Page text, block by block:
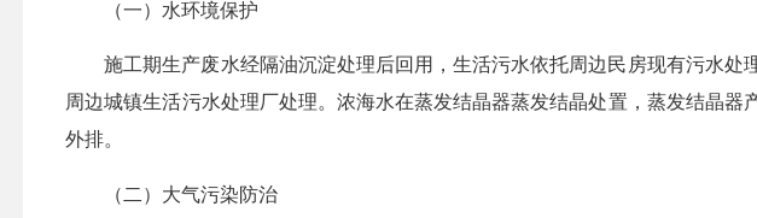
（一）水环境保护
施工期生产废水经隔油沉淀处理后回用，生活污水依托周边民房现有污水
周边城镇生活污水处理厂处理。浓海水在蒸发结晶器蒸发结晶处置，蒸发结晶
外排。
（ 二 ）大气污染防治